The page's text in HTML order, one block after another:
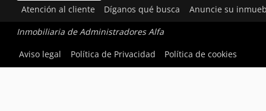
Atención al cliente Díganos qué busca Anuncie su
Inmobiliaria de Administradores Alfa
Aviso legal
Política de Privacidad Política de cookies